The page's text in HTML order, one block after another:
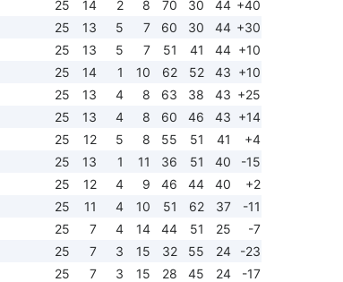
25 14 2 8 70 30 44 +40
25 13 5 7 60 30 44 +30
25 13 5 7 51 41 44 +10
25 14 1 10 62 52 43 +10
25 13 4 8 63 38 43 +25
25 13 4 8 60 46 43 +14
25 12 5 8 55 51 41
+4
25 13 1 11 36 51 40
-15
25 12 4 9 46 44 40
+2
25 11 4 10 51 62 37
-11
25 7 4 14 44 51 25
-7
25 7 3 15 32 55 24
-23
25 7 3 15 28 45 24
-17